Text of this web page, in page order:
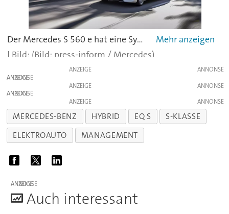
Der Mercedes S 560 e hat eine Systemleistung von 350 kW / 476 PS.
(Bild: press-inform / Mercedes)
ANZEIGE
ANZEIGE
ANZEIGE
ANZEIGE
ANZEIGE
MERCEDES-BENZ HYBRID EQ S
S-KLASSE
ELEKTROAUTO
MANAGEMENT
ANZEIGE
Auch interessant